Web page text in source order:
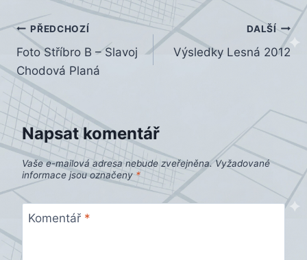
Navigace
pro
příspěvek
PŘEDCHOZÍ
Foto Stříbro B – Slavoj
Chodová Planá
DALŠÍ
Výsledky Lesná 2012
Napsat komentář
Vaše e-mailová adresa nebude zveřejněna. Vyžadované
informace jsou označeny *
Komentář *